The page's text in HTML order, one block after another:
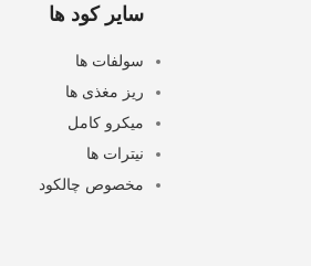
سایر کود ها
سولفات ها
ریز مغذی ها
میکرو کامل
نیترات ها
مخصوص چالکود